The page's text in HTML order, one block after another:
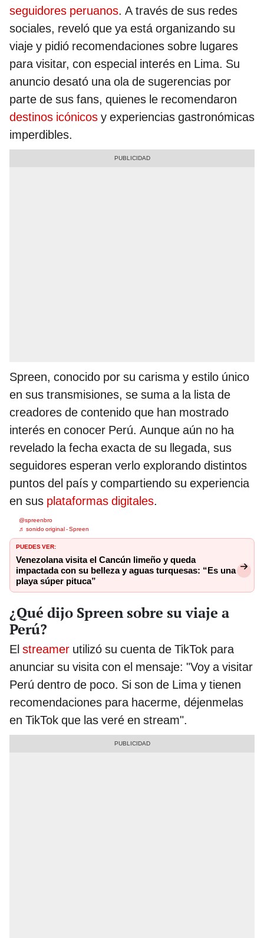
seguidores peruanos. A través de sus redes
sociales, reveló que ya está organizando su
viaje y pidió recomendaciones sobre lugares
para visitar, con especial interés en Lima. Su
anuncio desató una ola de sugerencias por
parte de sus fans, quienes le recomendaron
destinos icónicos y experiencias gastronómicas
imperdibles.
Spreen, conocido por su carisma y estilo único
en sus transmisiones, se suma a la lista de
creadores de contenido que han mostrado
interés en conocer Perú. Aunque aún no ha
revelado la fecha exacta de su llegada, sus
seguidores esperan verlo explorando distintos
puntos del país y compartiendo su experiencia
en sus plataformas digitales.
@spreenbro
♬ sonido original - Spreen
PUEDES VER:
Venezolana visita el Cancún limeño y queda
impactada con su belleza y aguas turquesas: “Es una
playa súper pituca”
¿Qué dijo Spreen sobre su viaje a
Perú?
El streamer utilizó su cuenta de TikTok para
anunciar su visita con el mensaje: "Voy a visitar
Perú dentro de poco. Si son de Lima y tienen
recomendaciones para hacerme, déjenmelas
en TikTok que las veré en stream".